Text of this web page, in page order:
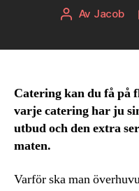
Av Jacob
Catering kan du få på
varje catering har ju
utbud och den extra
maten.
Varför ska man